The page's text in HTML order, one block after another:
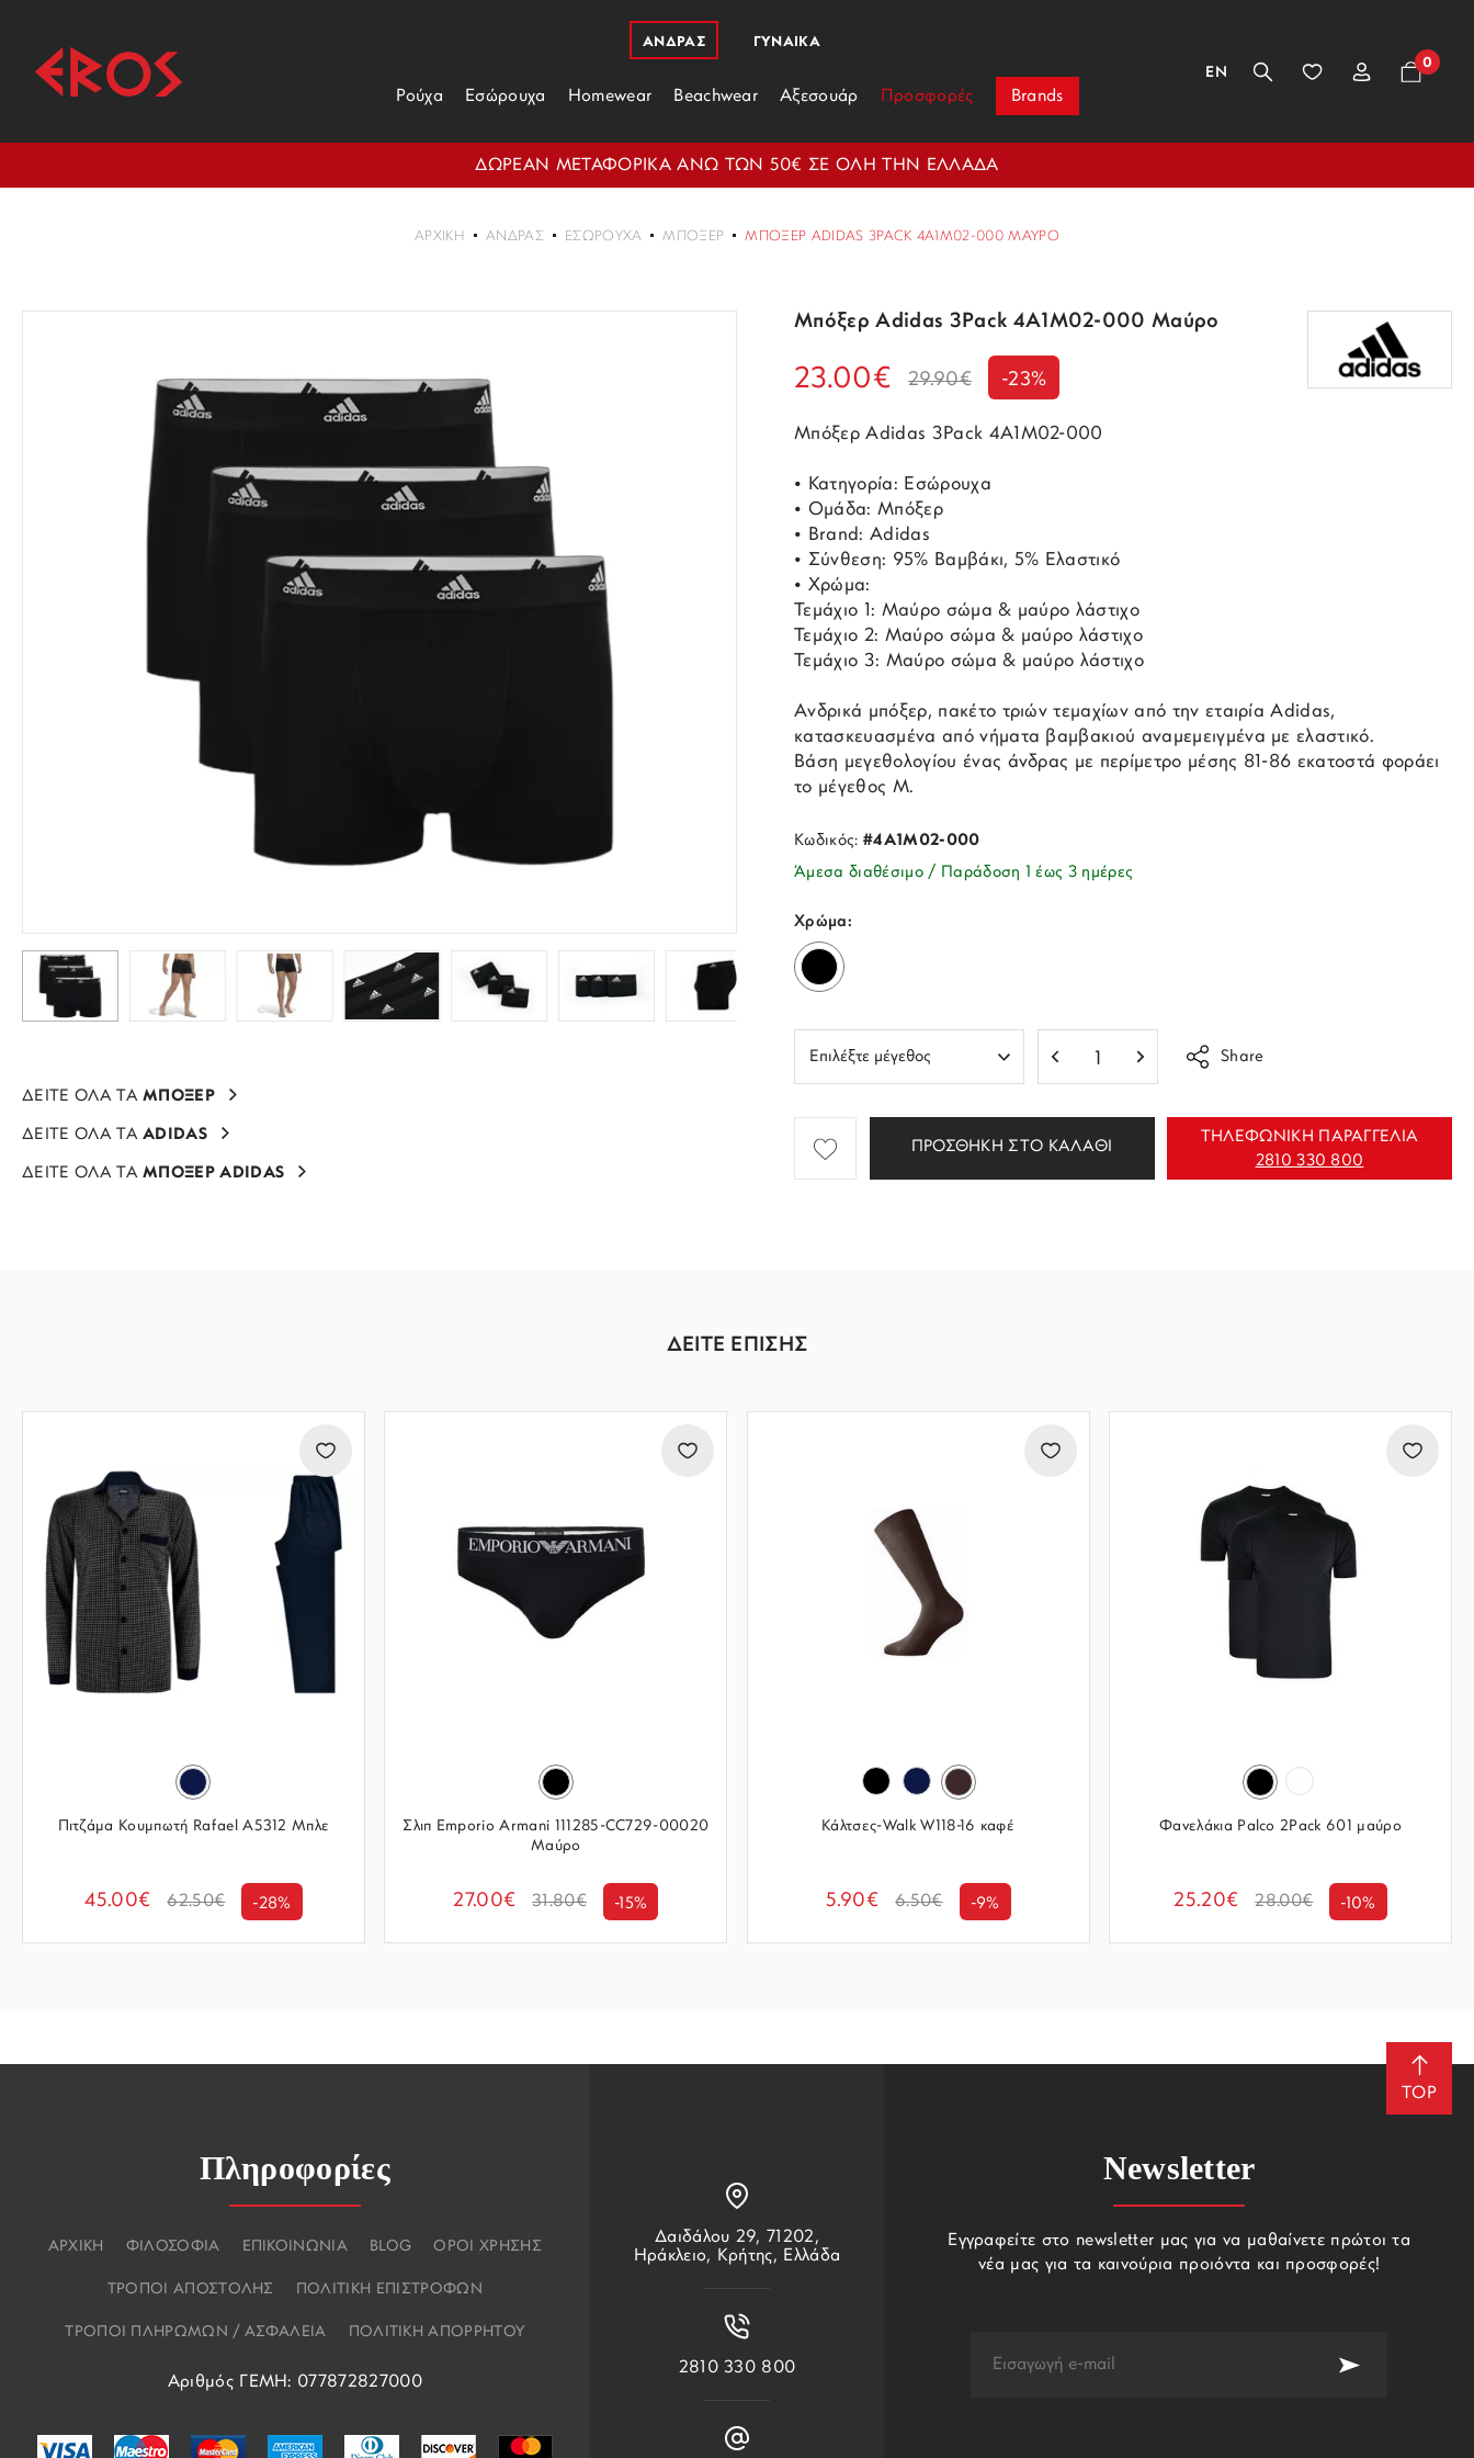
ΑΝΔΡΑΣ
Ρούχα Εσώρουχα Homewear Beachwear Αξεσουάρ Προσφορές Brands
ΓΥΝΑΙΚΑ
EN
0
ΔΩΡΕΑΝ ΜΕΤΑΦΟΡΙΚΑ ΑΝΩ ΤΩΝ 50€ ΣΕ ΟΛΗ ΤΗΝ ΕΛΛΑΔΑ
ΑΡΧΙΚΉ ΑΝΔΡΑΣ ΕΣΏΡΟΥΧΑ ΜΠΌΞΕΡ ΜΠΌΞΕΡ ADIDAS 3PACK 4A1M02-000 ΜΑΎΡΟ
ΔΕΙΤΕ ΟΛΑ ΤΑΜΠΟΞΕΡ
ΔΕΙΤΕ ΟΛΑ ΤΑADIDAS
ΔΕΙΤΕ ΟΛΑ ΤΑΜΠΟΞΕΡ ADIDAS
Μπόξερ Adidas 3Pack 4A1M02-000 Μαύρο
23.00€ 29.90€ -23%
Μπόξερ Adidas 3Pack 4A1M02-000
• Κατηγορία: Εσώρουχα
• Ομάδα: Μπόξερ
• Brand: Adidas
• Σύνθεση: 95% Βαμβάκι, 5% Ελαστικό
• Χρώμα:
Τεμάχιο 1: Μαύρο σώμα & μαύρο λάστιχο
Τεμάχιο 2: Μαύρο σώμα & μαύρο λάστιχο
Τεμάχιο 3: Μαύρο σώμα & μαύρο λάστιχο
Ανδρικά μπόξερ, πακέτο τριών τεμαχίων από την εταιρία Adidas,
κατασκευασμένα από νήματα βαμβακιού αναμεμειγμένα με ελαστικό.
Βάση μεγεθολογίου ένας άνδρας με περίμετρο μέσης 81-86 εκατοστά φοράει
το μέγεθος M.
Κωδικός:#4A1M02-000
Άμεσα διαθέσιμο / Παράδοση 1 έως 3 ημέρες
Χρώμα:
Share
ΠΡΟΣΘΗΚΗ ΣΤΟ ΚΑΛΑΘΙ
ΤΗΛΕΦΩΝΙΚΗ ΠΑΡΑΓΓΕΛΙΑ
2810 330 800
ΔΕΙΤΕ ΕΠΙΣΗΣ
Πιτζάμα Κουμπωτή Rafael A5312 Μπλε
45.00€ 62.50€ -28%
Σλιπ Emporio Armani 111285-CC729-00020
Μαύρο
27.00€ 31.80€ -15%
Κάλτσες-Walk W118-16 καφέ
5.90€ 6.50€ -9%
Φανελάκια Palco 2Pack 601 μαύρο
25.20€ 28.00€ -10%
TOP
Πληροφορίες
ΑΡΧΙΚΗ ΦΙΛΟΣΟΦΙΑ ΕΠΙΚΟΙΝΩΝΙΑ BLOG ΟΡΟΙ ΧΡΗΣΗΣ
ΤΡΟΠΟΙ ΑΠΟΣΤΟΛΗΣ ΠΟΛΙΤΙΚΗ ΕΠΙΣΤΡΟΦΩΝ
ΤΡΟΠΟΙ ΠΛΗΡΩΜΩΝ / ΑΣΦΑΛΕΙΑ ΠΟΛΙΤΙΚΗ ΑΠΟΡΡΗΤΟΥ
Αριθμός ΓΕΜΗ: 077872827000
Δαιδάλου 29, 71202,
Ηράκλειο, Κρήτης, Ελλάδα
2810 330 800
Newsletter
Εγγραφείτε στο newsletter μας για να μαθαίνετε πρώτοι τα
νέα μας για τα καινούρια προιόντα και προσφορές!